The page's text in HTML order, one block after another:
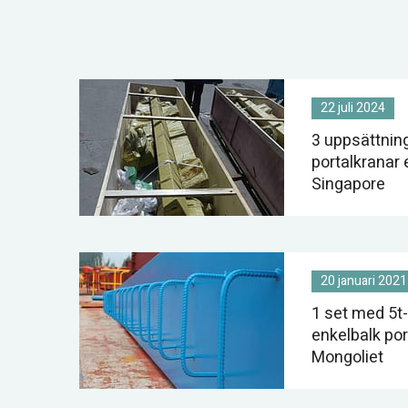
och
22 juli 2024
3
portalkranar
Singapore
20 januari 2021
1 set med
enkelbalk
Mongoliet